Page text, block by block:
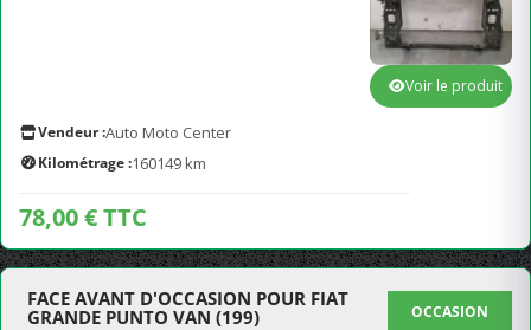
Vendeur :Auto Moto Center
Kilométrage :160149 km
78,00 € TTC
Voir le produit
FACE AVANT D'OCCASION POUR FIAT
GRANDE PUNTO VAN (199)
OCCASION